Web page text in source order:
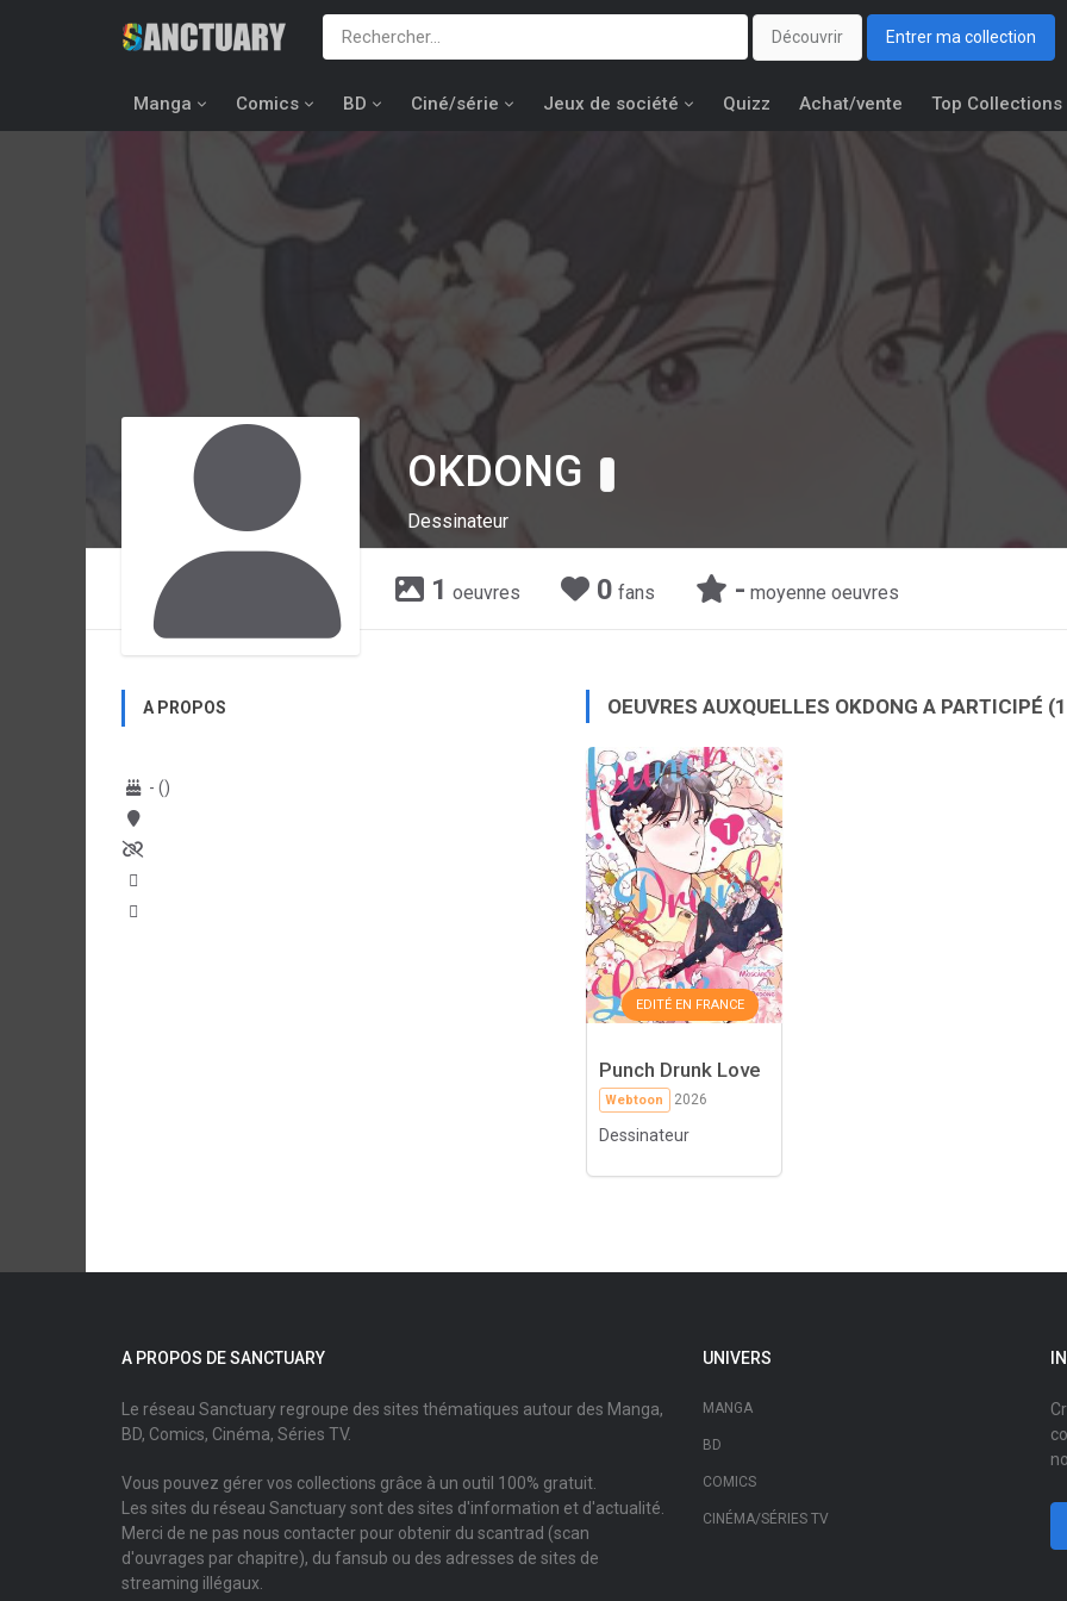
Découvrir Entrer ma collection
Manga Comics BD Ciné/série Jeux de société Quizz Achat/vente Top Collections
OKDONG
Dessinateur
1 oeuvres 0 fans - moyenne oeuvres
A PROPOS
- ()
OEUVRES AUXQUELLES OKDONG A PARTICIPÉ
EDITÉ EN FRANCE
Punch Drunk Love
Webtoon 2026
Dessinateur
A PROPOS DE SANCTUARY
Le réseau Sanctuary regroupe des sites thématiques autour des Manga,
BD, Comics, Cinéma, Séries TV.
Vous pouvez gérer vos collections grâce à un outil 100% gratuit.
Les sites du réseau Sanctuary sont des sites d'information et d'actualité.
Merci de ne pas nous contacter pour obtenir du scantrad (scan
d'ouvrages par chapitre), du fansub ou des adresses de sites de
streaming illégaux.
UNIVERS
MANGA
BD
COMICS
CINÉMA/SÉRIES TV